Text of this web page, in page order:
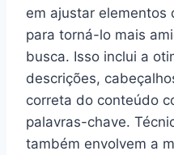
em ajustar elementos
para torná-lo mais
busca. Isso inclui a
descrições,
correta do conteúdo
palavras-chave.
também envolvem a